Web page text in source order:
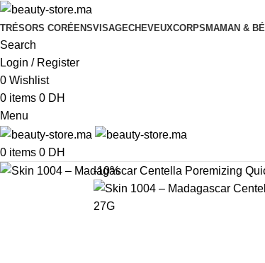
TRÉSORS CORÉENSVISAGECHEVEUXCORPS MAMAN &
Search
Login / Register
0 Wishlist
0 items 0 DH
Menu
0 items 0 DH
-10%